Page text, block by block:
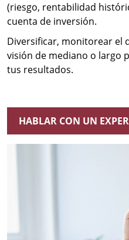
(riesgo, rentabilidad
cuenta de inversión.
Diversificar, monitorear el
visión de mediano o largo
tus resultados.
HABLAR CON UN